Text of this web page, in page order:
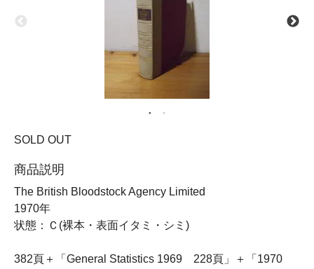
SOLD OUT
商品説明
The British Bloodstock Agency Limited
1970年
状態：Ｃ(裸本・表面イタミ・シミ)
382頁＋「General Statistics 1969 228頁」＋「1970